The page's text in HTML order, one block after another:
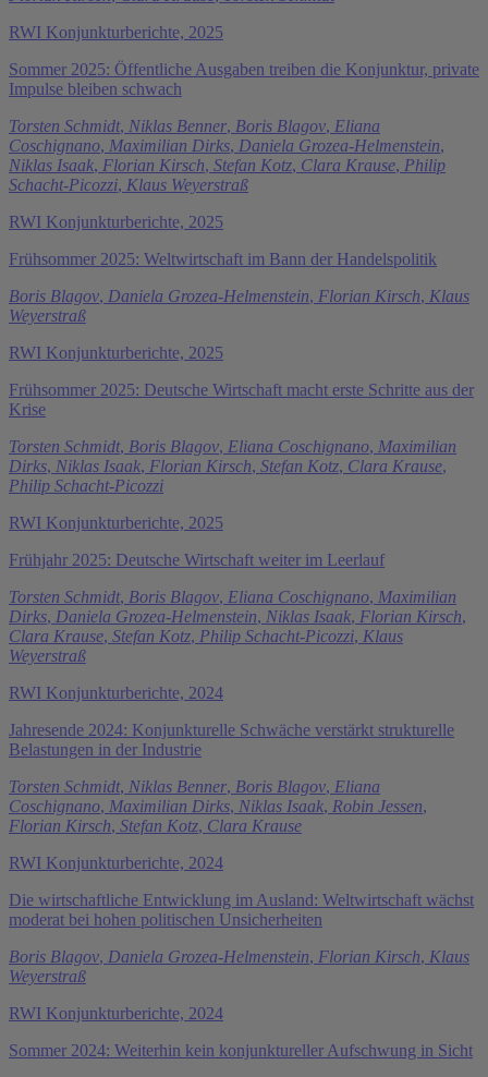
RWI Konjunkturberichte, 2025
Sommer 2025: Öffentliche Ausgaben treiben die Konjunktur, private
Impulse bleiben schwach
Torsten Schmidt, Niklas Benner, Boris Blagov, Eliana
Coschignano, Maximilian Dirks, Daniela Grozea-Helmenstein,
Niklas Isaak, Florian Kirsch, Stefan Kotz, Clara Krause, Philip
Schacht-Picozzi, Klaus Weyerstraß
RWI Konjunkturberichte, 2025
Frühsommer 2025: Weltwirtschaft im Bann der Handelspolitik
Boris Blagov, Daniela Grozea-Helmenstein, Florian Kirsch, Klaus
Weyerstraß
RWI Konjunkturberichte, 2025
Frühsommer 2025: Deutsche Wirtschaft macht erste Schritte aus der
Krise
Torsten Schmidt, Boris Blagov, Eliana Coschignano, Maximilian
Dirks, Niklas Isaak, Florian Kirsch, Stefan Kotz, Clara Krause,
Philip Schacht-Picozzi
RWI Konjunkturberichte, 2025
Frühjahr 2025: Deutsche Wirtschaft weiter im Leerlauf
Torsten Schmidt, Boris Blagov, Eliana Coschignano, Maximilian
Dirks, Daniela Grozea-Helmenstein, Niklas Isaak, Florian Kirsch,
Clara Krause, Stefan Kotz, Philip Schacht-Picozzi, Klaus
Weyerstraß
RWI Konjunkturberichte, 2024
Jahresende 2024: Konjunkturelle Schwäche verstärkt strukturelle
Belastungen in der Industrie
Torsten Schmidt, Niklas Benner, Boris Blagov, Eliana
Coschignano, Maximilian Dirks, Niklas Isaak, Robin Jessen,
Florian Kirsch, Stefan Kotz, Clara Krause
RWI Konjunkturberichte, 2024
Die wirtschaftliche Entwicklung im Ausland: Weltwirtschaft wächst
moderat bei hohen politischen Unsicherheiten
Boris Blagov, Daniela Grozea-Helmenstein, Florian Kirsch, Klaus
Weyerstraß
RWI Konjunkturberichte, 2024
Sommer 2024: Weiterhin kein konjunktureller Aufschwung in Sicht